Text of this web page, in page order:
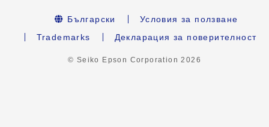
Български
Условия за ползване
Trademarks
Декларация за поверителност
© Seiko Epson Corporation2026